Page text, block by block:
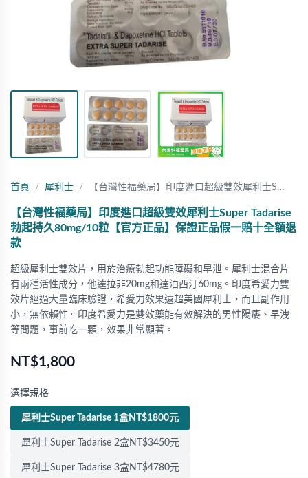
首頁 犀利士 【台灣性福藥局】印度進口超級雙效犀利士S…
【台灣性福藥局】印度進口超級雙效犀利士Super Tadarise
勃起持久80mg/10粒【官方正品】保證正品假一賠十全額退
款
超級犀利士雙效片，用於治療勃起功能障礙和早泄。犀利士混合片
有兩種活性成分，他達拉非20mg和達泊西汀60mg。印度希愛力雙
效片經過大量臨床驗證，希愛力效果遠超美國犀利士，而且副作用
小，無依賴性。印度希愛力是雙效藥能有效解決的男性陽痿、早洩
等問題，事前吃一顆，效果非常顯著。
NT$1,800
選擇規格
犀利士Super Tadarise 1盒NT$1800元
犀利士Super Tadarise 2盒NT$3450元
犀利士Super Tadarise 3盒NT$4780元